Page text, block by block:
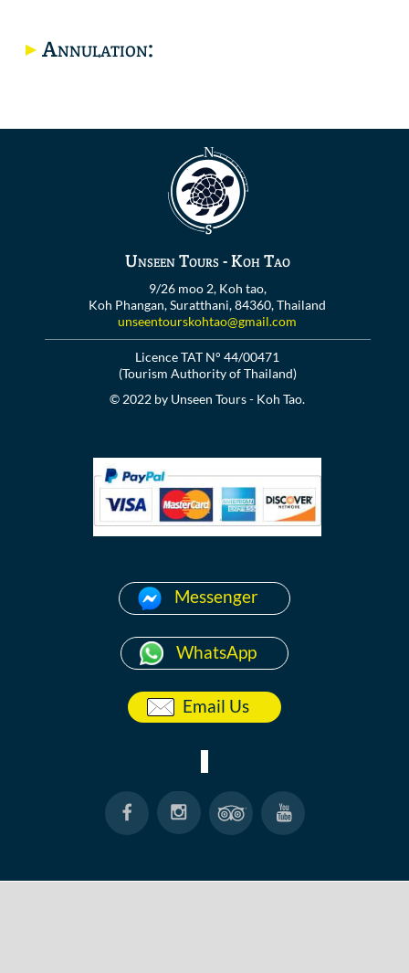
Annulation:
Unseen Tours - Koh Tao
9/26 moo 2, Koh tao,
Koh Phangan, Suratthani, 84360, Thailand
unseentourskohtao@gmail.com
Licence TAT N° 44/00471
(Tourism Authority of Thailand)
© 2022 by Unseen Tours - Koh Tao.
Messenger
WhatsApp
Email Us